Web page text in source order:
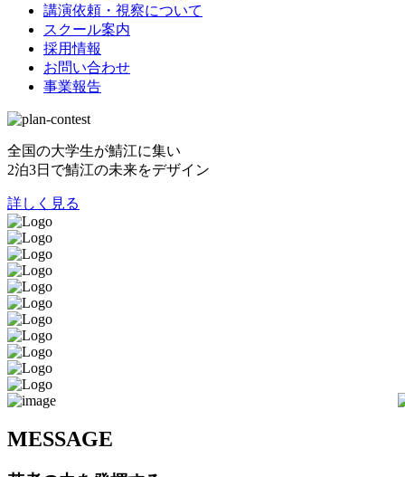
講演依頼・視察について
スクール案内
採用情報
お問い合わせ
事業報告
全国の大学生が鯖江に集い
2泊3日で鯖江の未来をデザイン
詳しく見る
MESSAGE